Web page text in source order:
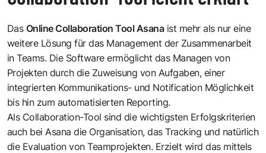
Das Online Collaboration Tool Asanaist mehr als nur eine
weitere Lösung für das Management der Zusammenarbeit
in Teams. Die Software ermöglicht das Managen von
Projekten durch die Zuweisung von Aufgaben, einer
integrierten Kommunikations- und Notification Möglichkeit
bis hin zum automatisierten Reporting.
Als Collaboration-Tool sind die wichtigsten Erfolgskriterien
auch bei Asana die Organisation, das Tracking und natürlich
die Evaluation von Teamprojekten. Erzielt wird das mittels